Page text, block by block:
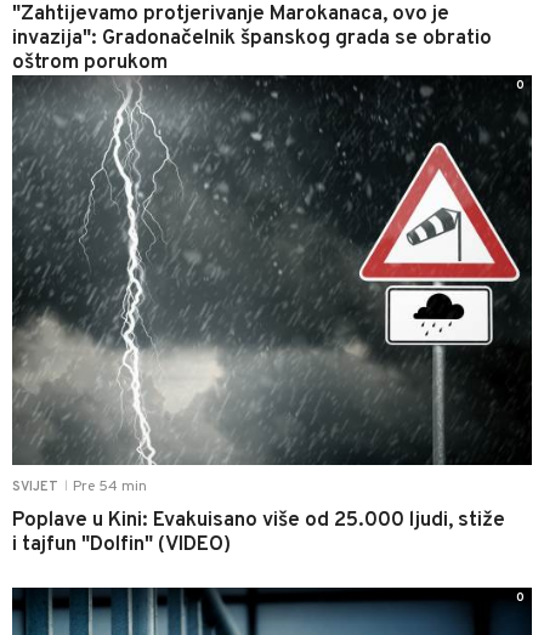
"Zahtijevamo protjerivanje Marokanaca, ovo je
invazija": Gradonačelnik španskog grada se obratio
oštrom porukom
SVIJET Pre 54 min
Poplave u Kini: Evakuisano više od 25.000 ljudi, stiže
i tajfun "Dolfin" (VIDEO)
0
0